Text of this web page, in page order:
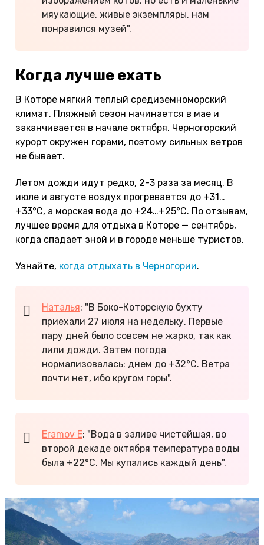
мяукающие, живые экземпляры, нам
понравился музей".
Когда лучше ехать
В Которе мягкий теплый средиземноморский
климат. Пляжный сезон начинается в мае и
заканчивается в начале октября. Черногорский
курорт окружен горами, поэтому сильных ветров
не бывает.
Летом дожди идут редко, 2-3 раза за месяц. В
июле и августе воздух прогревается до +31…
+33°С, а морская вода до +24…+25°С. По отзывам,
лучшее время для отдыха в Которе — сентябрь,
когда спадает зной и в городе меньше туристов.
Узнайте, когда отдыхать в Черногории.
Наталья: "В Боко-Которскую бухту
приехали 27 июля на недельку. Первые
пару дней было совсем не жарко, так как
лили дожди. Затем погода
нормализовалась: днем до +32°С. Ветра
почти нет, ибо кругом горы".
Eramov E: "Вода в заливе чистейшая, во
второй декаде октября температура воды
была +22°С. Мы купались каждый день".